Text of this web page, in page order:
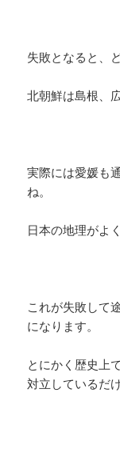
失敗となると、
北朝鮮は島根、
実際には愛媛も
ね。
日本の地理がよ
これが失敗して
になります。
とにかく歴史上
対立しているだ